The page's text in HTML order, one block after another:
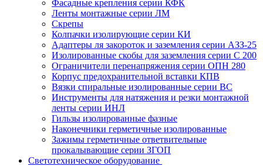
Фасадные крепления серии КФК
Ленты монтажные серии ЛМ
Скрепы
Колпачки изолирующие серии КИ
Адаптеры ля закороток и заземления серии АЗЗ-25
Изолированные скобы для заземления серии С 200
Ограничители перенапряжения серии ОПН 280
Корпус предохранительной вставки КПВ
Вязки спиральные изолированные серии ВС
Инструменты для натяжения и резки монтажной
ленты серии ИНЛ
Гильзы изолированные фазные
Наконечники герметичные изолированные
Зажимы герметичные ответвительные
прокалывающие серии ЗГОП
Светотехническое оборудование